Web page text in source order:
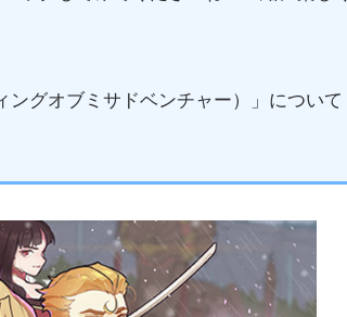
グオブミサドベンチャー）」について